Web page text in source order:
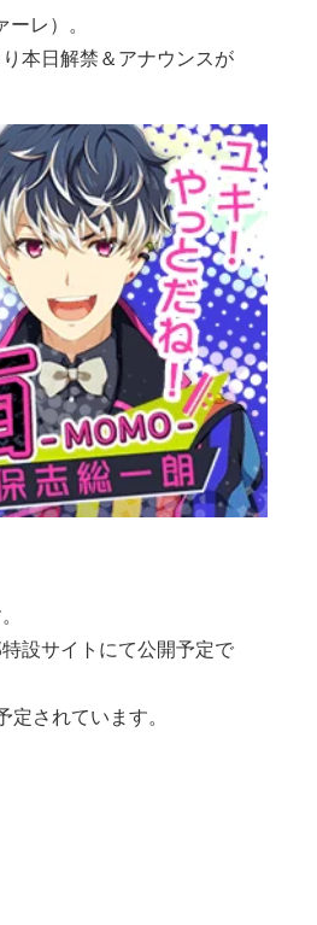
レ）。
本日解禁＆アナウンスが
設サイト にて公開予定で
されています。